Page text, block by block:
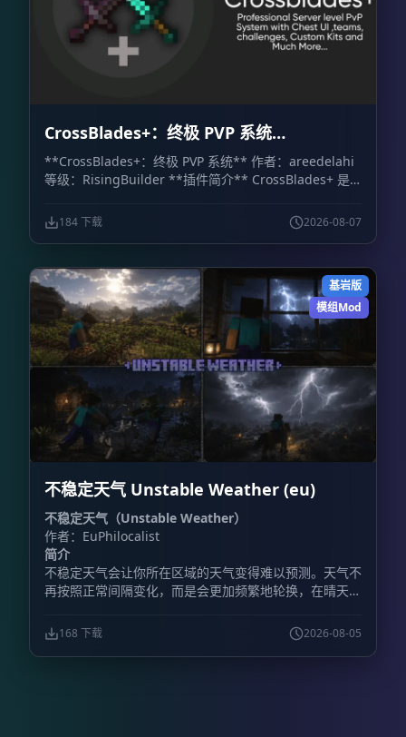
CrossBlades+：终极 PVP 系统
CrossBlades+: Ultimate PVP System
**CrossBlades+：终极 PVP 系统** 作者：areedelahi
等级：RisingBuilder **插件简介** CrossBlades+ 是
技场决斗系统。玩家可以通过可视化箱子界面挑战好友、
预览套装，并立即参加 1v1 单挑或最多 5v5 的团队决
了更直观的操作方式。管理员只需设置竞技场位置，插件
就会自动处理排队、匹配、传送、地图重置和战后物品恢
复。 **主要功能** - **可视化箱子菜单：** 通过库存
式界面选择游戏模式和套装，不需要记忆复杂命令。 -
**快捷菜单物品：** 使用命令获得菜单物品，可快速打
开主决斗菜单、挑战菜单和团队菜单。 - **公平排队与
团队模式：** 支持经典 1v1，也支持 2v2、3v3、4v4 和
5v5 团队决斗。人数达到要求后，系统会自动完成匹配并
将玩家传送至竞技场。 - **多竞技场与自动重置：** 每
种套装最多可配置 10 个竞技场，让多场决斗同时进行。
比赛结束后，系统会自动恢复竞技场地形，重置范围上限
的物品、经验值和位置，比赛结束后完整恢复。 - **大
返回大厅。 - **套装编辑：** 可以修改已有套装，也能
按照服务器需求调整装备配置。 - **挑战模式：** 直接
向其他玩家发起决斗邀请。 - **自定义套装：** 最多保
存 100 套自定义套装。 **包含的游戏模式** 插件提供
11 套预配置套装，说明中列出的模式包括： -
战斗技巧。 - **Diamond（钻石）：** 全套钻石装备，
184 下载 2026-08-07
基岩版
模组Mod
不稳定天气 Unstable Weather (eu)
不稳定天气（Unstable Weather）
作者：EuPhilocalist
简介
不稳定天气会让你所在区域的天气变得难以预测。天气不
再按照正常间隔变化，而是会更加频繁地轮换，在晴天、
168 下载 2026-08-05